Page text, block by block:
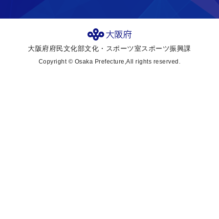
大阪府府民文化部文化・スポーツ室スポーツ振興課
Copyright © Osaka Prefecture,All rights reserved.